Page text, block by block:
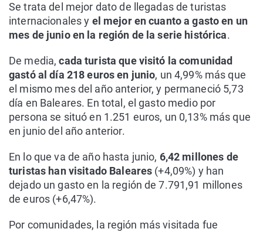
Se trata del mejor dato de llegadas de turistas
internacionales y el mejor en cuanto a gasto en un
mes de junio en la región de la serie histórica.
De media,cada turista que visitó la comunidad
gastó al día 218 euros en junio, un 4,99% más que
el mismo mes del año anterior, y permaneció 5,73
día en Baleares. En total, el gasto medio por
persona se situó en 1.251 euros, un 0,13% más que
en junio del año anterior.
En lo que va de año hasta junio, 6,42 millones de
turistas han visitado Baleares (+4,09%) y han
dejado un gasto en la región de 7.791,91 millones
de euros (+6,47%).
Por comunidades, la región más visitada fue